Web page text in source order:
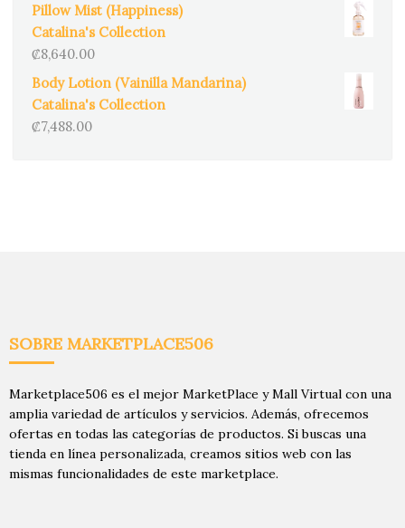
Pillow Mist (Happiness)
Catalina's Collection
₡8,640.00
Body Lotion (Vainilla Mandarina)
Catalina's Collection
₡7,488.00
SOBRE MARKETPLACE506
Marketplace506 es el mejor MarketPlace y Mall Virtual con una
amplia variedad de artículos y servicios. Además, ofrecemos
ofertas en todas las categorías de productos. Si buscas una
tienda en línea personalizada, creamos sitios web con las
mismas funcionalidades de este marketplace.